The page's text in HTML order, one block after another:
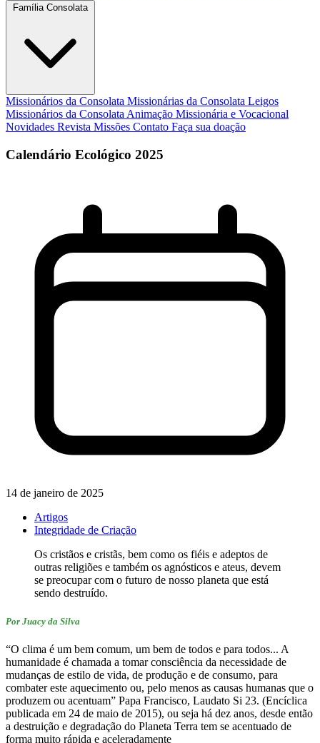
Família Consolata
Missionários da Consolata Missionárias da Consolata Leigos
Missionários da Consolata Animação Missionária e Vocacional
Novidades Revista Missões Contato Faça sua doação
Calendário Ecológico 2025
14 de janeiro de 2025
Artigos
Integridade de Criação
Os cristãos e cristãs, bem como os fiéis e adeptos de
outras religiões e também os agnósticos e ateus, devem
se preocupar com o futuro de nosso planeta que está
sendo destruído.
Por Juacy da Silva
“O clima é um bem comum, um bem de todos e para todos... A
humanidade é chamada a tomar consciência da necessidade de
mudanças de estilo de vida, de produção e de consumo, para
combater este aquecimento ou, pelo menos as causas humanas que o
produzem ou acentuam” Papa Francisco, Laudato Si 23. (Encíclica
publicada em 24 de maio de 2015), ou seja há dez anos, desde então
a destruição e degradação do Planeta Terra tem se acentuado de
forma muito rápida e aceleradamente